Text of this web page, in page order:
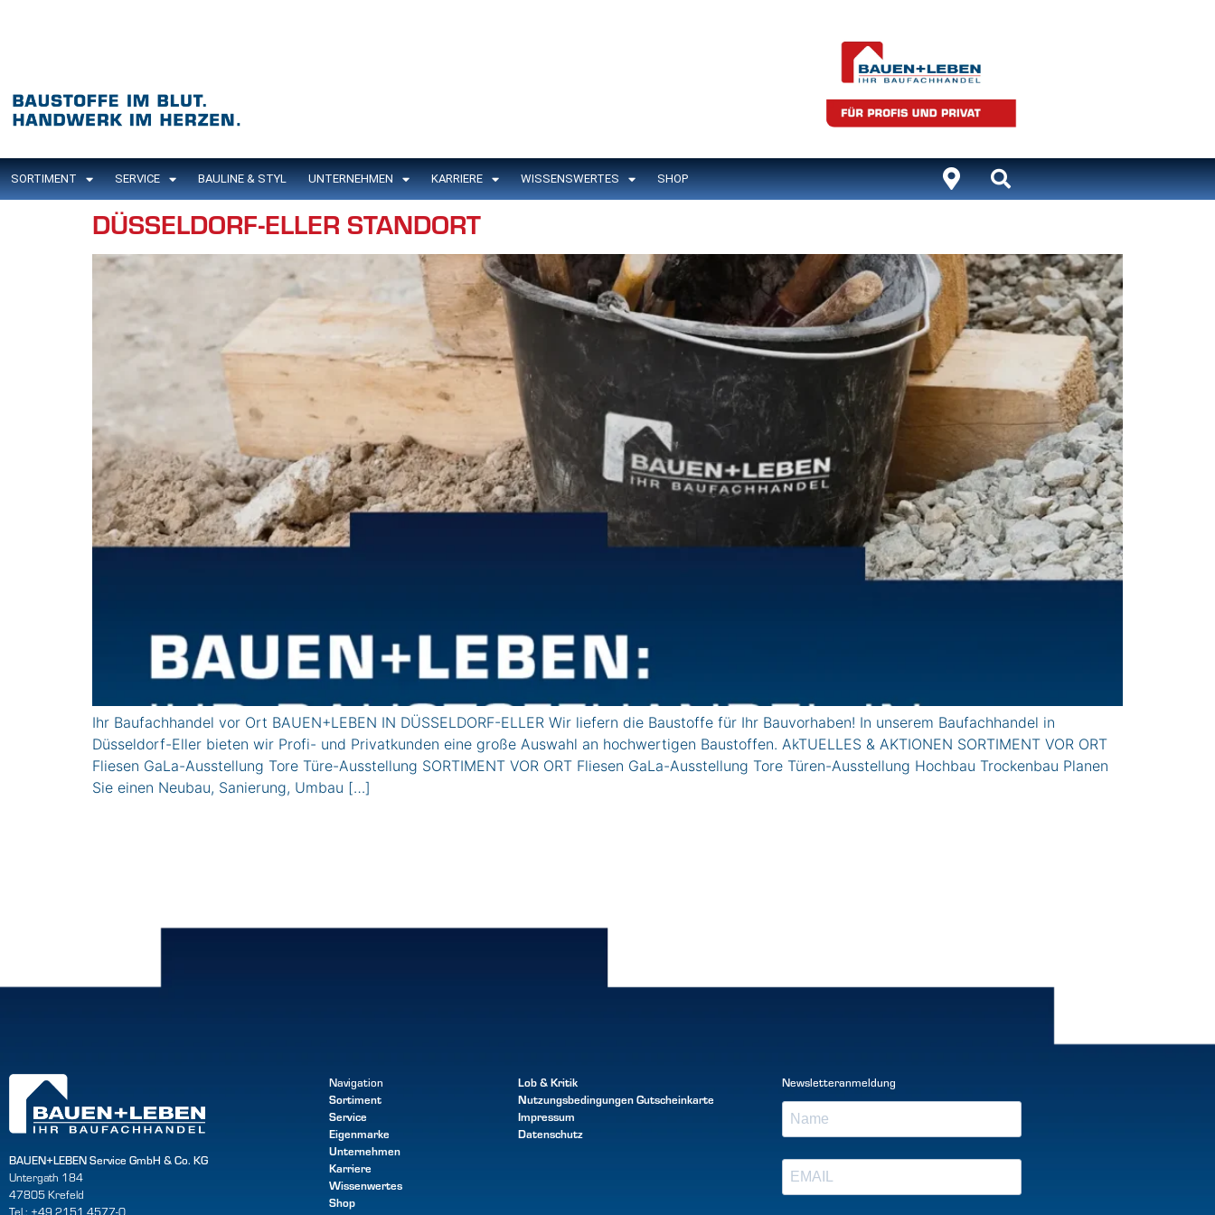
SORTIMENT SERVICE BAULINE & STYL UNTERNEHMEN KARRIERE WISSENSWERTES SHOP
DÜSSELDORF-ELLER STANDORT
Ihr Baufachhandel vor Ort BAUEN+LEBEN IN DÜSSELDORF-ELLER Wir liefern die Baustoffe für Ihr Bauvorhaben! In unserem Baufachhandel in
Düsseldorf-Eller bieten wir Profi- und Privatkunden eine große Auswahl an hochwertigen Baustoffen. AkTUELLES & AKTIONEN SORTIMENT VOR ORT
Fliesen GaLa-Ausstellung Tore Türe-Ausstellung SORTIMENT VOR ORT Fliesen GaLa-Ausstellung Tore Türen-Ausstellung Hochbau Trockenbau Planen
Sie einen Neubau, Sanierung, Umbau […]
BAUEN+LEBEN Service GmbH & Co. KG
Untergath 184
47805 Krefeld
Tel.: +49 2151 4577-0
Navigation
Sortiment
Service
Eigenmarke
Unternehmen
Karriere
Wissenwertes
Shop
Lob & Kritik
NutzungsbedingungenGutscheinkarte
Impressum
Datenschutz
Newsletteranmeldung